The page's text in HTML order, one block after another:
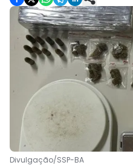
Divulgação/SSP-BA